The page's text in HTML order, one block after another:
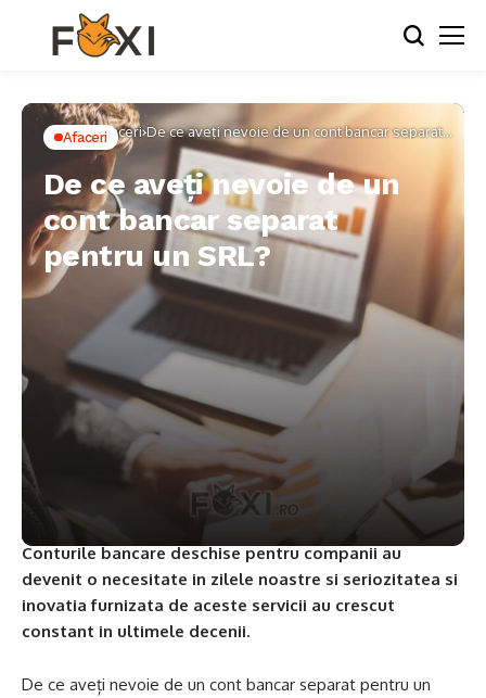
Home Afaceri De ce aveți nevoie de un cont bancar separat
pentru un SRL?
Afaceri
De ce aveți nevoie de un
cont bancar separat
pentru un SRL?
Conturile bancare deschise pentru companii au
devenit o necesitate in zilele noastre si seriozitatea si
inovatia furnizata de aceste servicii au crescut
constant in ultimele decenii.
De ce aveți nevoie de un cont bancar separat pentru un